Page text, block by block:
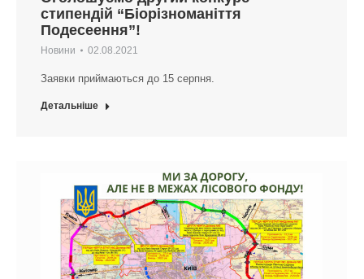
стипендій “Біорізноманіття
Подесеення”!
Новини 02.08.2021
Заявки приймаються до 15 серпня.
Детальніше